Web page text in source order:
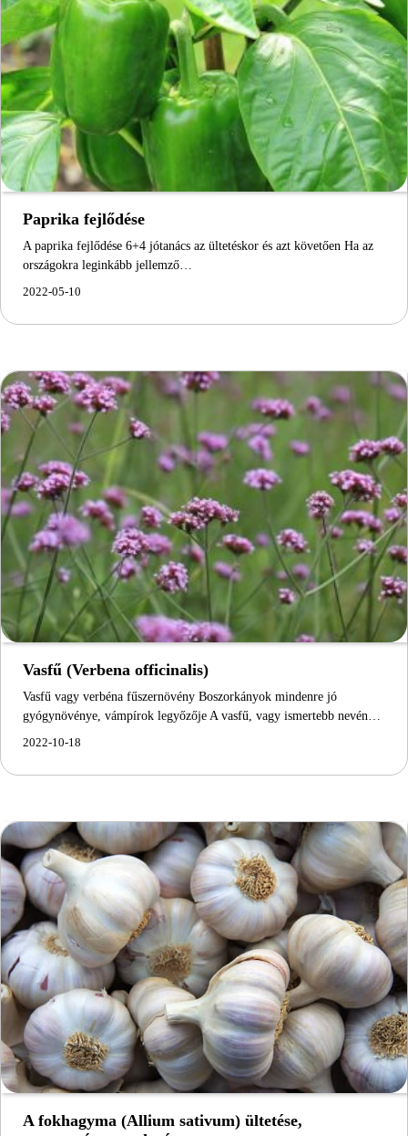
Paprika fejlődése
A paprika fejlődése 6+4 jótanács az ültetéskor és azt követően Ha az
országokra leginkább jellemző…
2022-05-10
Vasfű (Verbena officinalis)
Vasfű vagy verbéna fűszernövény Boszorkányok mindenre jó
gyógynövénye, vámpírok legyőzője A vasfű, vagy ismertebb nevén…
2022-10-18
A fokhagyma (Allium sativum) ültetése,